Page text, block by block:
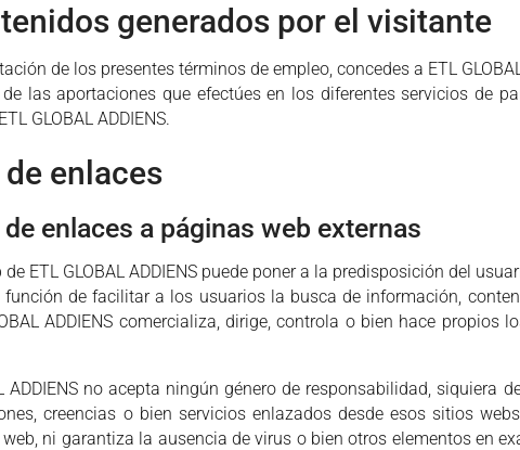
generados por el visitante
de los presentes términos de empleo, concedes a ETL
las aportaciones que efectúes en los diferentes servicios de
GLOBAL ADDIENS.
de enlaces
enlaces a páginas web externas
de ETL GLOBAL ADDIENS puede poner a la predisposición del
de facilitar a los usuarios la busca de información,
ADDIENS comercializa, dirige, controla o bien hace
ADDIENS no acepta ningún género de responsabilidad,
creencias o bien servicios enlazados desde esos sitios
ni garantiza la ausencia de virus o bien otros elementos en